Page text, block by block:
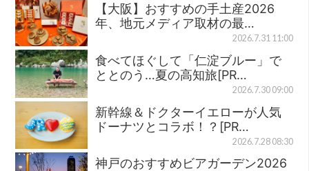
【大阪】おすすめの手土産2026
年、地元メディア取材の最…
2026.7.31 11:00
食べてほぐして「仁淀ブルー」で
ととのう…夏の高知旅[PR…
2026.7.30 09:00
新幹線＆ドクターイエローが人気
ドーナツとコラボ！？[PR…
2026.7.28 08:30
神戸のおすすめビアガーデン2026